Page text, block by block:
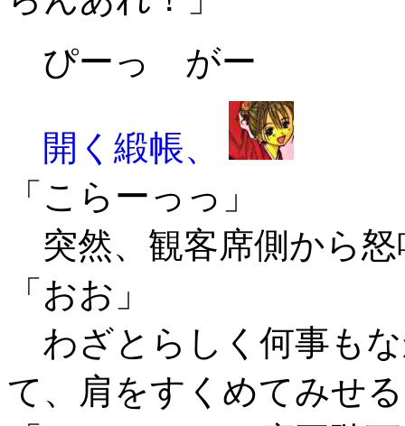
ぴーっ がー
開 く 緞帳、
「こらーっっ」
突然、観客席側から怒
「おお」
わざとらしく何事も
て、肩をすくめてみせ